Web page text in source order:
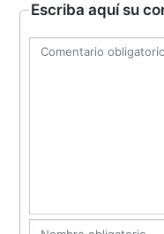
Escriba aquí su